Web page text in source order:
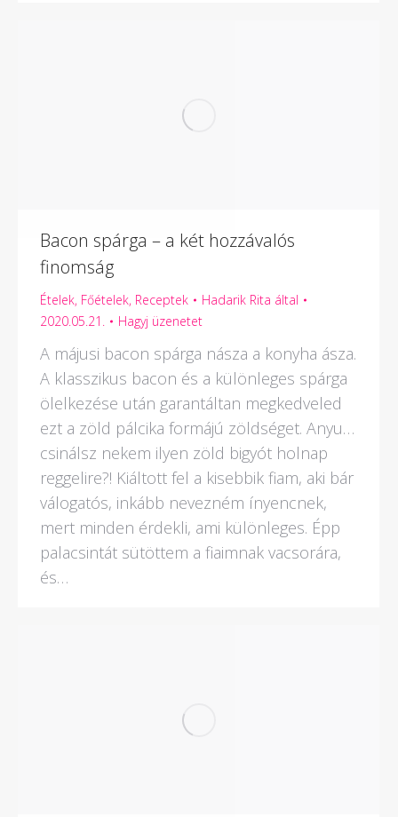
Bacon spárga – a két hozzávalós
finomság
Ételek, Főételek, Receptek Hadarik Rita által
2020.05.21.
Hagyj üzenetet
A májusi bacon spárga násza a konyha ásza.
A klasszikus bacon és a különleges spárga
ölelkezése után garantáltan megkedveled
ezt a zöld pálcika formájú zöldséget. Anyu…
csinálsz nekem ilyen zöld bigyót holnap
reggelire?! Kiáltott fel a kisebbik fiam, aki bár
válogatós, inkább nevezném ínyencnek,
mert minden érdekli, ami különleges. Épp
palacsintát sütöttem a fiaimnak vacsorára,
és…